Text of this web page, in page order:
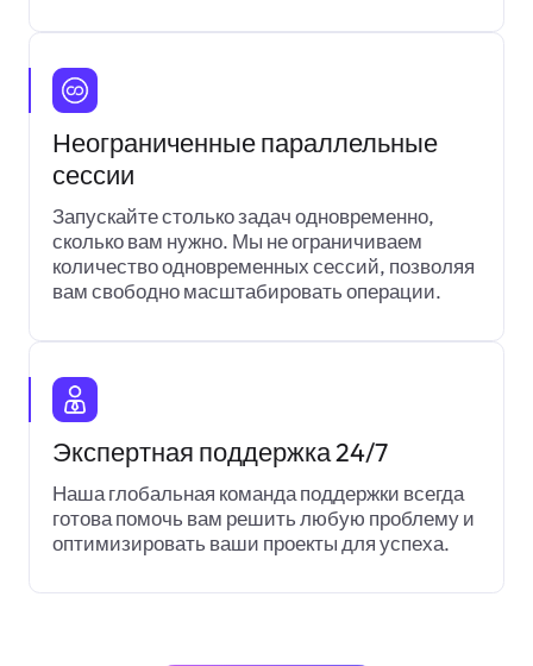
Неограниченные параллельные
сессии
Запускайте столько задач одновременно,
сколько вам нужно. Мы не ограничиваем
количество одновременных сессий, позволяя
вам свободно масштабировать операции.
Экспертная поддержка 24/7
Наша глобальная команда поддержки всегда
готова помочь вам решить любую проблему и
оптимизировать ваши проекты для успеха.